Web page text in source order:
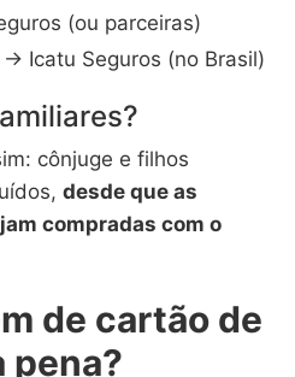
(ou parceiras)
Icatu Seguros (no Brasil)
cônjuge e filhos
desde que as
compradas com o
de cartão de
pena?